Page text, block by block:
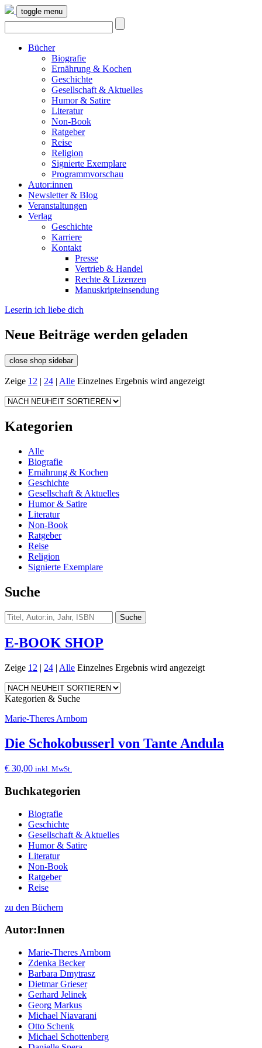
toggle menu
Bücher
Biografie
Ernährung & Kochen
Geschichte
Gesellschaft & Aktuelles
Humor & Satire
Literatur
Non-Book
Ratgeber
Reise
Religion
Signierte Exemplare
Programmvorschau
Autor:innen
Newsletter & Blog
Veranstaltungen
Verlag
Geschichte
Karriere
Kontakt
Presse
Vertrieb & Handel
Rechte & Lizenzen
Manuskripteinsendung
Leserin ich liebe dich
Neue Beiträge werden geladen
close shop sidebar
Zeige 12 | 24 | Alle Einzelnes Ergebnis wird angezeigt
Kategorien
Alle
Biografie
Ernährung & Kochen
Geschichte
Gesellschaft & Aktuelles
Humor & Satire
Literatur
Non-Book
Ratgeber
Reise
Religion
Signierte Exemplare
Suche
E-BOOK SHOP
Zeige 12 | 24 | Alle Einzelnes Ergebnis wird angezeigt
Kategorien & Suche
Marie-Theres Arnbom
Die Schokobusserl von Tante Andula
€ 30,00 inkl. MwSt.
Buchkategorien
Biografie
Geschichte
Gesellschaft & Aktuelles
Humor & Satire
Literatur
Non-Book
Ratgeber
Reise
zu den Büchern
Autor:Innen
Marie-Theres Arnbom
Zdenka Becker
Barbara Dmytrasz
Dietmar Grieser
Gerhard Jelinek
Georg Markus
Michael Niavarani
Otto Schenk
Michael Schottenberg